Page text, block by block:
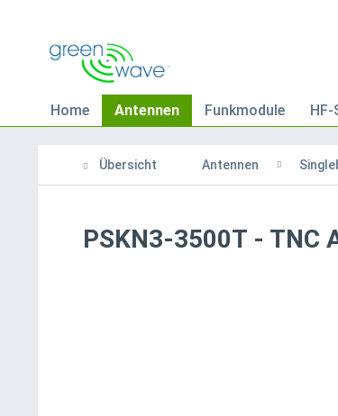
Home Antennen Funkmodule
Übersicht Antennen
PSKN3-3500T - TNC